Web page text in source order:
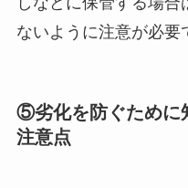
ないように注意が必要
⑤劣化を防ぐために
注意点